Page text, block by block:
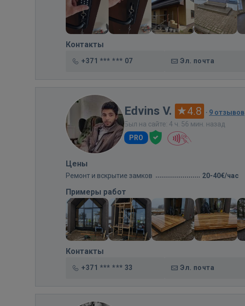
Контакты
+371 *** *** 07 Эл. почта
Edvins V. 4.8 · 9 отзывов
Был на сайте: 4 ч. 56 мин. назад
PRO
Цены
Ремонт и вскрытие замков 20-40€/час
Примеры работ
Контакты
+371 *** *** 33 Эл. почта